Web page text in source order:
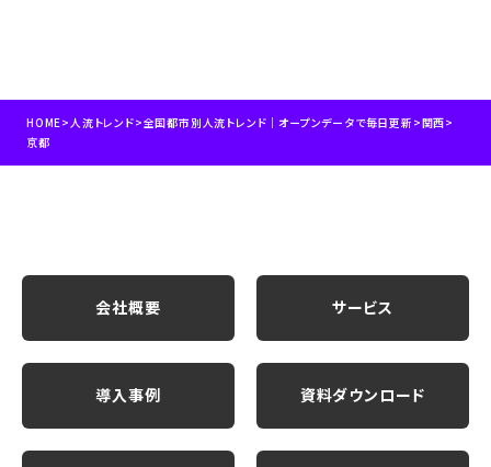
HOME>人流トレンド>全国都市別人流トレンド｜オープンデータで毎日更新 >関西>
京都
会社概要 サービス
導入事例 資料ダウンロード